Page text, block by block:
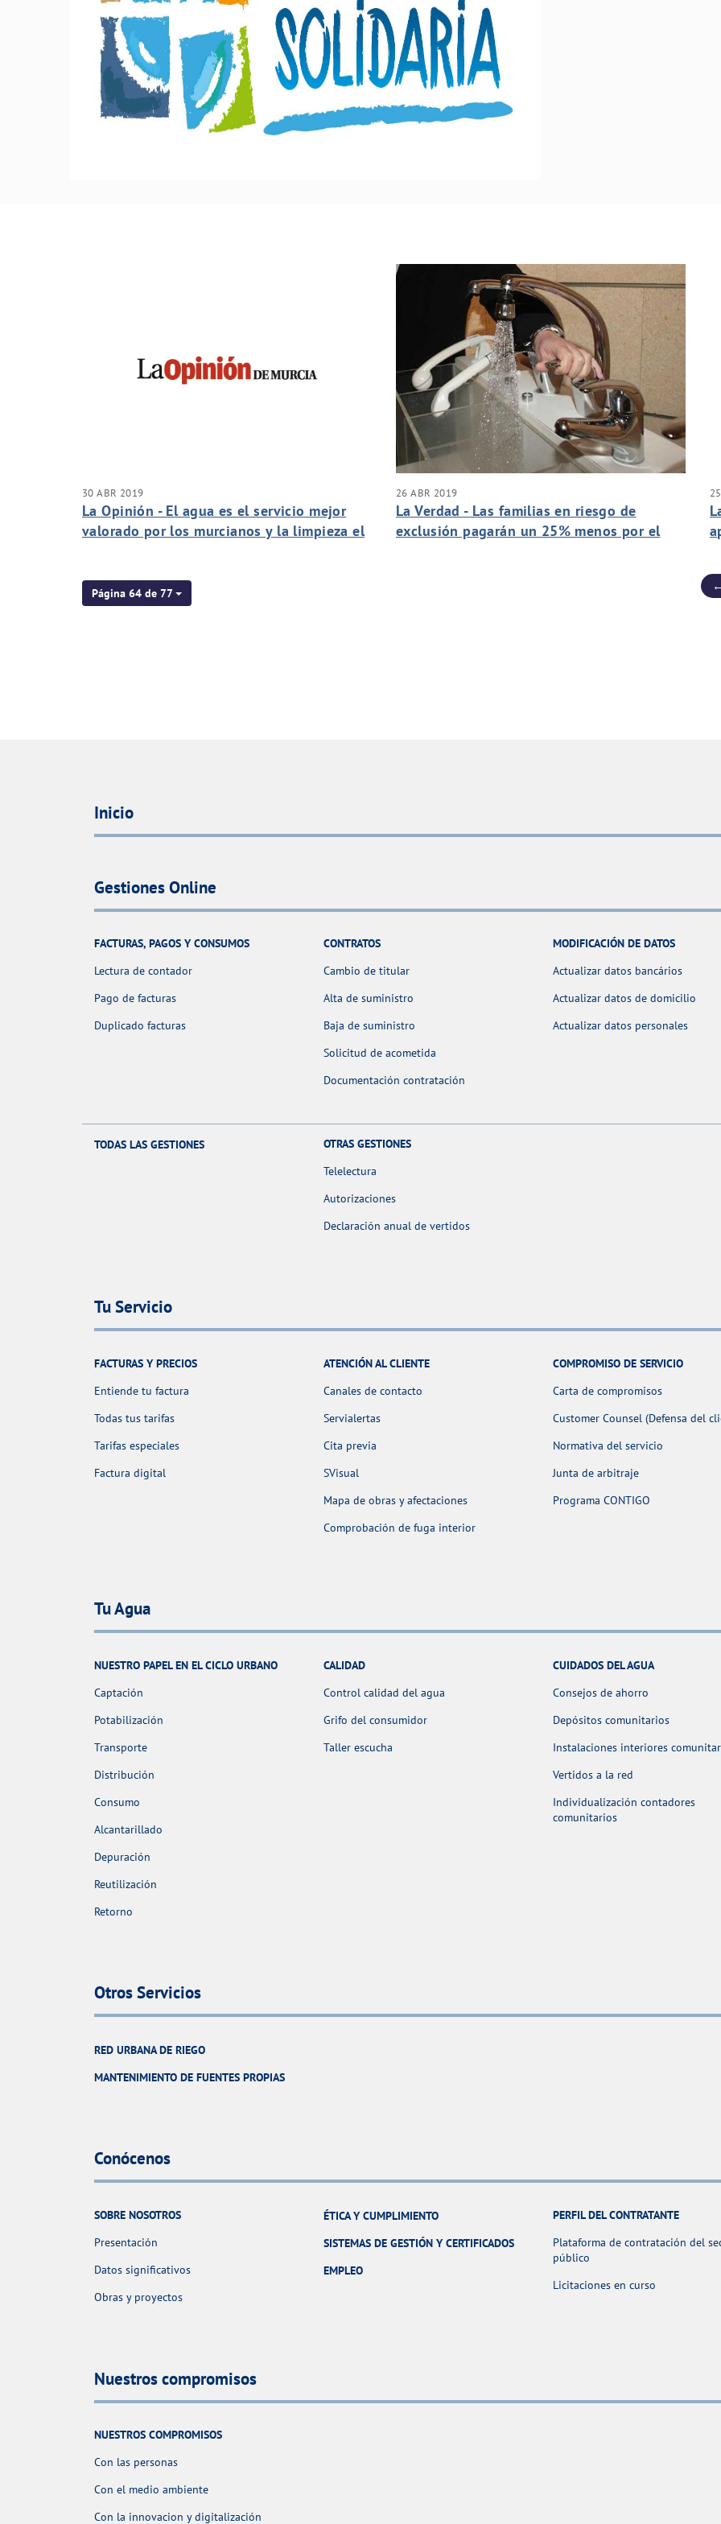
30 ABR 2019
La Opinión - El agua es el servicio mejor
valorado por los murcianos y la limpieza el
26 ABR 2019
La Verdad - Las familias en riesgo de
exclusión pagarán un 25% menos por el
Página 64 de 77
Inicio
Gestiones Online
FACTURAS, PAGOS Y CONSUMOS
Lectura de contador
Pago de facturas
Duplicado facturas
CONTRATOS
Cambio de titular
Alta de suministro
Baja de suministro
Solicitud de acometida
Documentación contratación
MODIFICACIÓN DE DATOS
Actualizar datos bancários
Actualizar datos de domicilio
Actualizar datos personales
TODAS LAS GESTIONES
OTRAS GESTIONES
Telelectura
Autorizaciones
Declaración anual de vertidos
Tu Servicio
FACTURAS Y PRECIOS
Entiende tu factura
Todas tus tarifas
Tarifas especiales
Factura digital
ATENCIÓN AL CLIENTE
Canales de contacto
Servialertas
Cita previa
SVisual
Mapa de obras y afectaciones
Comprobación de fuga interior
COMPROMISO DE SERVICIO
Carta de compromisos
Customer Counsel (Defensa del
Normativa del servicio
Junta de arbitraje
Programa CONTIGO
Tu Agua
NUESTRO PAPEL EN EL CICLO URBANO
Captación
Potabilización
Transporte
Distribución
Consumo
Alcantarillado
Depuración
Reutilización
Retorno
CALIDAD
Control calidad del agua
Grifo del consumidor
Taller escucha
CUIDADOS DEL AGUA
Consejos de ahorro
Depósitos comunitarios
Instalaciones interiores
Vertidos a la red
Individualización contadores
comunitarios
Otros Servicios
RED URBANA DE RIEGO
MANTENIMIENTO DE FUENTES PROPIAS
Conócenos
SOBRE NOSOTROS
Presentación
Datos significativos
Obras y proyectos
ÉTICA Y CUMPLIMIENTO
SISTEMAS DE GESTIÓN Y CERTIFICADOS
EMPLEO
PERFIL DEL CONTRATANTE
Plataforma de contratación del
público
Licitaciones en curso
Nuestros compromisos
NUESTROS COMPROMISOS
Con las personas
Con el medio ambiente
Con la innovacion y digitalización